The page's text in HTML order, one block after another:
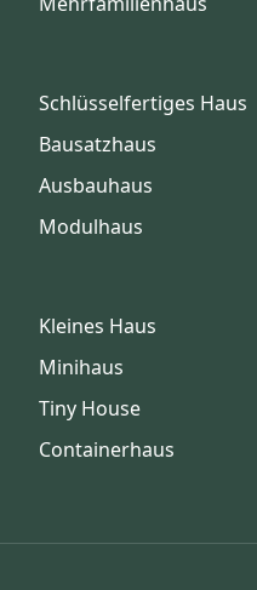
Schlüsselfertiges Haus
Bausatzhaus
Ausbauhaus
Modulhaus
Kleines Haus
Minihaus
Tiny House
Containerhaus